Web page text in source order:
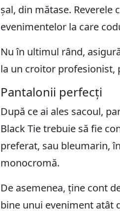
șal, din mătase. Reverele
evenimentelor la care
Nu în ultimul rând,
la un croitor profesionist,
Pantalonii perfecți
După ce ai ales sacoul,
Black Tie trebuie să fie
preferat, sau bleumarin,
monocromă.
De asemenea, ține cont
bine unui eveniment atât